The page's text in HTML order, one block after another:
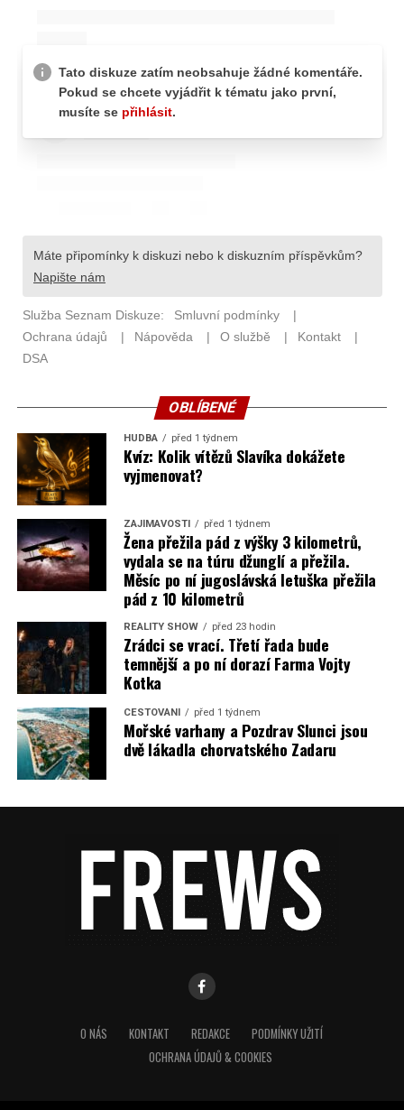
OBLÍBENÉ
HUDBA před 1 týdnem
Kvíz: Kolik vítězů Slavíka dokážete
vyjmenovat?
ZAJÍMAVOSTI před 1 týdnem
Žena přežila pád z výšky 3 kilometrů,
vydala se na túru džunglí a přežila.
Měsíc po ní jugoslávská letuška přežila
pád z 10 kilometrů
REALITY SHOW před 23 hodin
Zrádci se vrací. Třetí řada bude
temnější a po ní dorazí Farma Vojty
Kotka
CESTOVÁNÍ před 1 týdnem
Mořské varhany a Pozdrav Slunci jsou
dvě lákadla chorvatského Zadaru
O NÁS KONTAKT REDAKCE
PODMÍNKY UŽITÍ
OCHRANA ÚDAJŮ & COOKIES